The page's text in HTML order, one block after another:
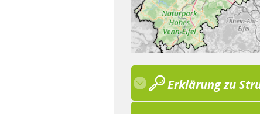
Erklärung zu